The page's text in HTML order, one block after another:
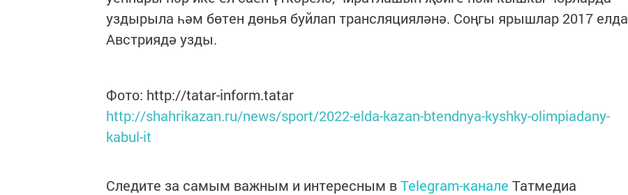
уздырыла һәм бөтен дөнья буйлап трансляцияләнә. Соңгы ярышлар 2017 елда
Австриядә узды.
Фото: http://tatar-inform.tatar
http://shahrikazan.ru/news/sport/2022-elda-kazan-btendnya-kyshky-olimpiadany-
kabul-it
Следите за самым важным и интересным вTelegram-канале Татмедиа